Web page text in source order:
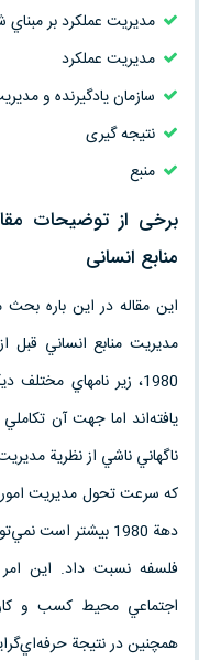
مديريت عملكرد بر
مديريت عملكرد
سازمان يادگيرنده و
نتیجه گیری
منبع
برخی از توضیحات
منابع انسانی
اين مقاله در اين باره
مديريت منابع انساني
1980، زير نامهاي
يافته‌اند اما جهت آن
ناگهاني ناشي از نظرية
كه سرعت تحول مديريت امور
دهة 1980 بيشتر
فلسفه نسبت داد. اين
اجتماعي محيط كسب و
همچنين در نتيجة